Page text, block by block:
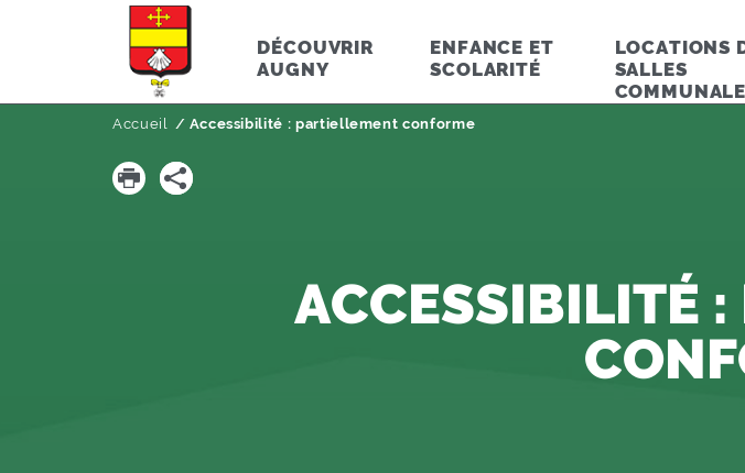
DÉCOUVRIR
AUGNY
ENFANCE ET
SCOLARITÉ
LOCATIONS
SALLES
Accueil Page active :
Accessibilité : partiellement conforme
ACCESSIBILITÉ